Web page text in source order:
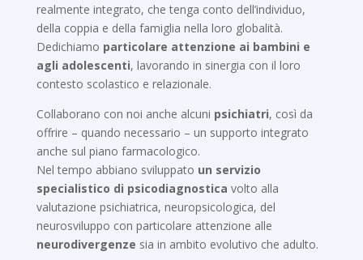
realmente integrato, che tenga conto dell’individuo,
della coppia e della famiglia nella loro globalità.
Dedichiamo particolare attenzione ai bambini e
agli adolescenti, lavorando in sinergia con il loro
contesto scolastico e relazionale.
Collaborano con noi anche alcuni psichiatri, così da
offrire – quando necessario – un supporto integrato
anche sul piano farmacologico.
Nel tempo abbiano sviluppato un servizio
specialistico di psicodiagnostica volto alla
valutazione psichiatrica, neuropsicologica, del
neurosviluppo con particolare attenzione alle
neurodivergenze sia in ambito evolutivo che adulto.